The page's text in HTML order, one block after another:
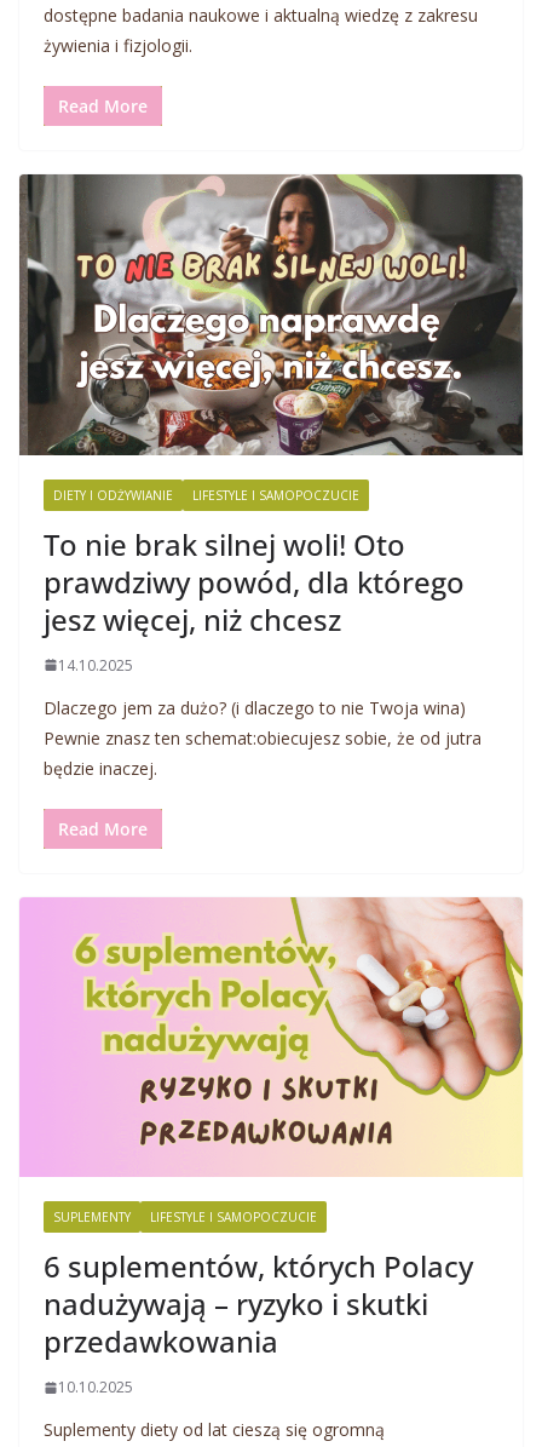
dostępne badania naukowe i aktualną wiedzę z zakresu
żywienia i fizjologii.
Read More
DIETY I ODŻYWIANIE LIFESTYLE I SAMOPOCZUCIE
To nie brak silnej woli! Oto
prawdziwy powód, dla którego
jesz więcej, niż chcesz
14.10.2025
Dlaczego jem za dużo? (i dlaczego to nie Twoja wina)
Pewnie znasz ten schemat:obiecujesz sobie, że od jutra
będzie inaczej.
Read More
SUPLEMENTY LIFESTYLE I SAMOPOCZUCIE
6 suplementów, których Polacy
nadużywają – ryzyko i skutki
przedawkowania
10.10.2025
Suplementy diety od lat cieszą się ogromną